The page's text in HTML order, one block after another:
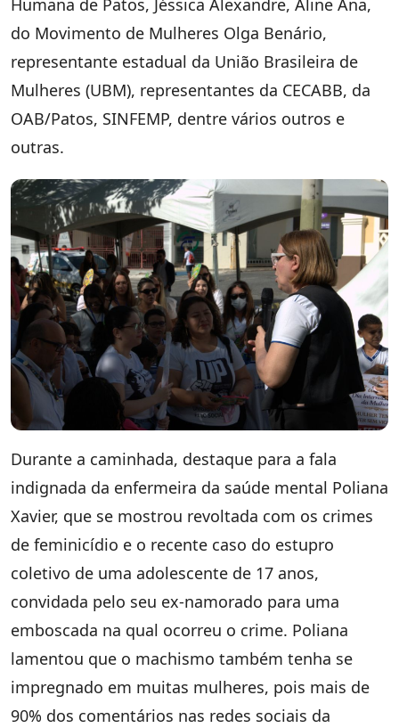
Humana de Patos, Jéssica Alexandre, Aline Ana,
do Movimento de Mulheres Olga Benário,
representante estadual da União Brasileira de
Mulheres (UBM), representantes da CECABB, da
OAB/Patos, SINFEMP, dentre vários outros e
outras.
Durante a caminhada, destaque para a fala
indignada da enfermeira da saúde mental Poliana
Xavier, que se mostrou revoltada com os crimes
de feminicídio e o recente caso do estupro
coletivo de uma adolescente de 17 anos,
convidada pelo seu ex-namorado para uma
emboscada na qual ocorreu o crime. Poliana
lamentou que o machismo também tenha se
impregnado em muitas mulheres, pois mais de
90% dos comentários nas redes sociais da